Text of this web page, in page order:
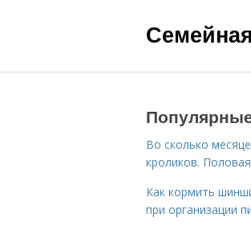
Во сколько
кроликов.
Как кормить
при организации